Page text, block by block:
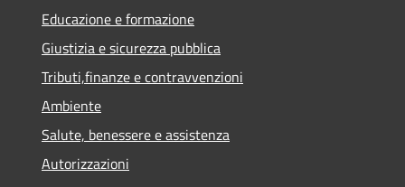
Educazione e formazione
Giustizia e sicurezza pubblica
Tributi,finanze e contravvenzioni
Ambiente
Salute, benessere e assistenza
Autorizzazioni